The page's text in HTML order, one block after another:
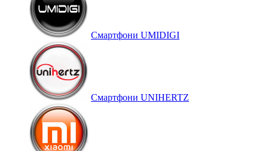
Смартфони UMIDIGI
Смартфони UNIHERTZ